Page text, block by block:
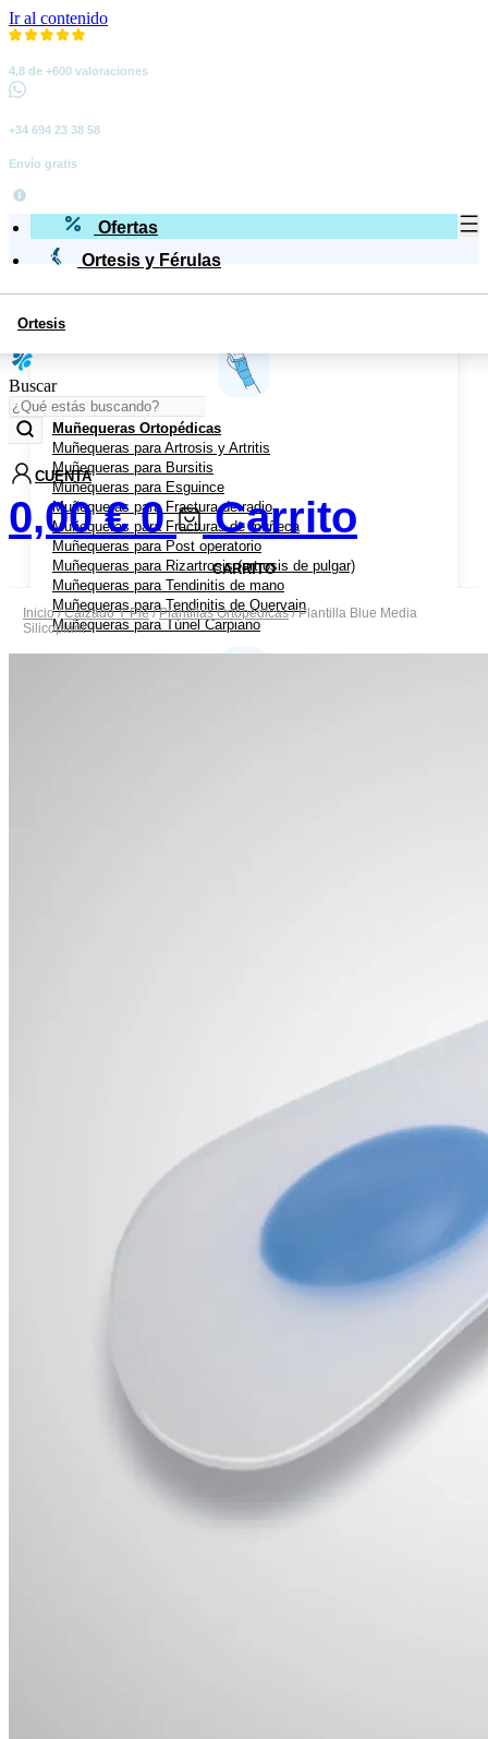
Ir al contenido
4,8 de +600 valoraciones
+34 694 23 38 58
Envío gratis
Ofertas
Ortesis y Férulas
Ortesis
Miembro Superior
Muñequeras Ortopédicas
Muñequeras para Artrosis y Artritis
Muñequeras para Bursitis
Muñequeras para Esguince
Muñequeras para Fractura de radio
Muñequeras para Fracturas de muñeca
Muñequeras para Post operatorio
Muñequeras para Rizartrosis (artrosis de pulgar)
Muñequeras para Tendinitis de mano
Muñequeras para Tendinitis de Quervain
Muñequeras para Túnel Carpiano
Rodilleras con flejes laterales
Rodilleras de Neopreno
Rodilleras Deportivas
Rodilleras Estabilizadoras
Rodilleras para Artrosis
Rodilleras para Condromalacia Rotuliana
Rodilleras para Luxación de Rodilla
Rodilleras para Menisco
Rodilleras para Tendinitis Rotuliana
Rodilleras para Traumatismos
Rodilleras Post Operatorias
Buscar
CUENTA
0,00€ 0 Carrito
CARRITO
Inicio/Calzado Y Pie/Plantillas Ortopédicas/ Plantilla Blue Media
Silicoplant